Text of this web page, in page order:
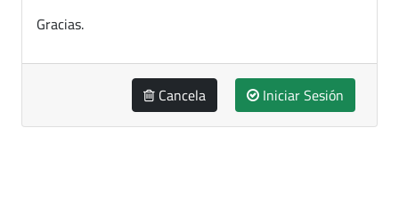
Gracias.
Cancela Iniciar Sesión